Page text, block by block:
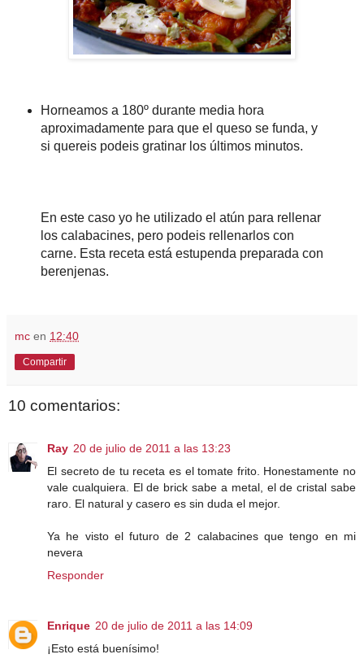
Horneamos a 180º durante media hora
aproximadamente para que el queso se funda, y
si quereis podeis gratinar los últimos minutos.
En este caso yo he utilizado el atún para rellenar
los calabacines, pero podeis rellenarlos con
carne. Esta receta está estupenda preparada con
berenjenas.
mc en 12:40
Compartir
10 comentarios:
Ray 20 de julio de 2011 a las 13:23
El secreto de tu receta es el tomate frito. Honestamente no
vale cualquiera. El de brick sabe a metal, el de cristal sabe
raro. El natural y casero es sin duda el mejor.
Ya he visto el futuro de 2 calabacines que tengo en mi
nevera
Responder
Enrique 20 de julio de 2011 a las 14:09
¡Esto está buenísimo!